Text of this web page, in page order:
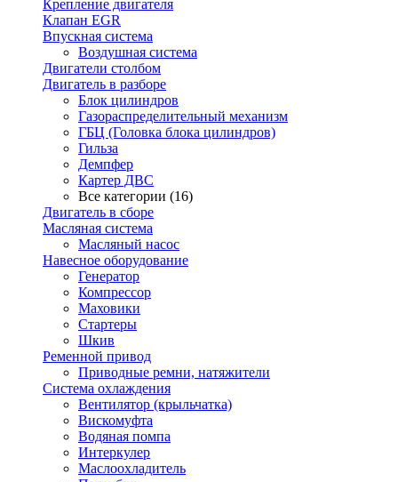
Крепление двигателя
Клапан EGR
Впускная система
Воздушная система
Двигатели столбом
Двигатель в разборе
Блок цилиндров
Газораспределительный механизм
ГБЦ (Головка блока цилиндров)
Гильза
Демпфер
Картер ДВС
Все категории (16)
Двигатель в сборе
Масляная система
Масляный насос
Навесное оборудование
Генератор
Компрессор
Маховики
Стартеры
Шкив
Ременной привод
Приводные ремни, натяжители
Система охлаждения
Вентилятор (крыльчатка)
Вискомуфта
Водяная помпа
Интеркулер
Маслоохладитель